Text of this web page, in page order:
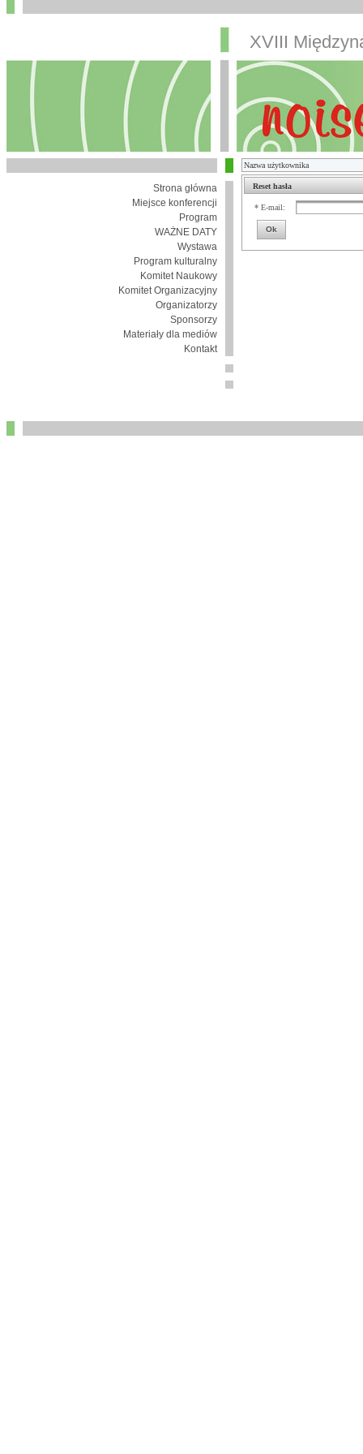
XVIII
Strona główna
Miejsce konferencji
Program
WAŻNE DATY
Wystawa
Program kulturalny
Komitet Naukowy
Komitet Organizacyjny
Organizatorzy
Sponsorzy
Materiały dla mediów
Kontakt
Reset hasła
* E-mail:
Ok